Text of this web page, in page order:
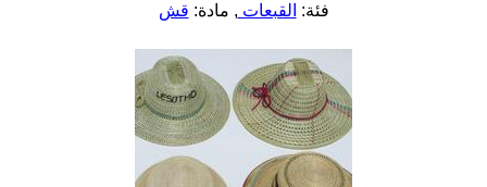
فئة:القبعات, مادة:قش